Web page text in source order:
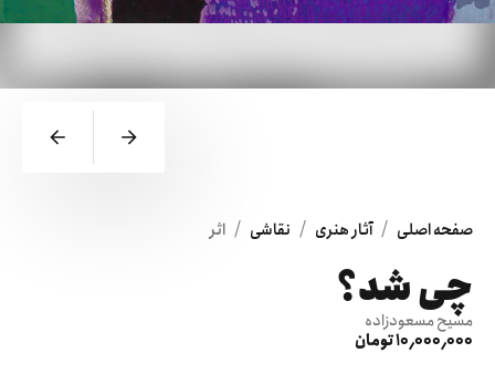
صفحه اصلی / آثار هنری / نقاشی / اثر
چی شد؟
مسیح مسعودزاده
10٬000٬000 تومان